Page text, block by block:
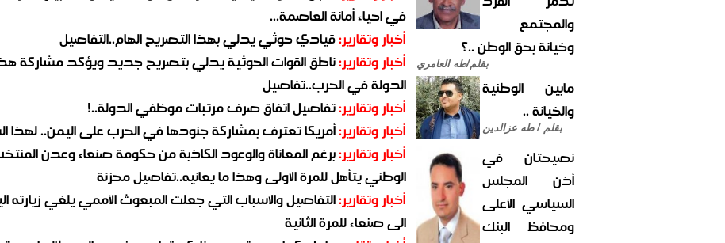
والمجتمع
وخيانة بحق الوطن ..؟
بقلم/طه العامري
مابين الوطنية
والخيانة ..
بقلم / طه عزالدين
نصيحتان في
أذن المجلس
السياسي الأعلى
ومحافظ البنك
في احياء أمانة العاصمة...
أخبار وتقارير:قيادي حوثي يدلي بهذا التصريح الهام..التفاصيل
أخبار وتقارير:ناطق القوات الحوثية يدلي بتصريح جديد ويؤكد مشاركة
الدولة في الحرب..تفاصيل
أخبار وتقارير:تفاصيل اتفاق صرف مرتبات موظفي الدولة..!
أخبار وتقارير:أمريكا تعترف بمشاركة جنودها في الحرب على اليمن.. لهذا
أخبار وتقارير:برغم المعاناة والوعود الكاذبة من حكومة صنعاء وعدن
الوطني يتأهل للمرة الاولى وهذا ما يعانيه..تفاصيل محزنة
أخبار وتقارير:التفاصيل والاسباب التي جعلت المبعوث الأممي يلغي زيارته
الى صنعاء للمرة الثانية